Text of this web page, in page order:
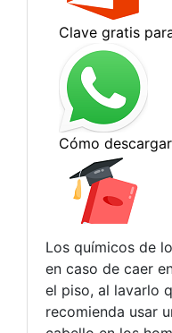
Los químicos de
en caso de caer
el piso, al lavarlo
recomienda usar